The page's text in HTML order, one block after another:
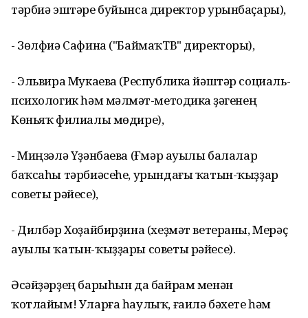
тәрбиә эштәре буйынса директор урынбаҫары),
- Зөлфиә Сафина ("БаймаҡТВ" директоры),
- Эльвира Мукаева (Республика йәштәр социаль-
психологик һәм мәлүмәт-методика үҙәгенең
Көньяҡ филиалы мөдире),
- Миңзәлә Үҙәнбаева (Ғүмәр ауылы балалар
баҡсаһы тәрбиәсеһе, урындағы ҡатын-ҡыҙҙар
советы рәйесе),
- Дилбәр Хоҙайбирҙина (хеҙмәт ветераны, Мерәҫ
ауылы ҡатын-ҡыҙҙары советы рәйесе).
Әсәйҙәрҙең барыһын да байрам менән
ҡотлайым! Уларға һаулыҡ, ғаилә бәхете һәм